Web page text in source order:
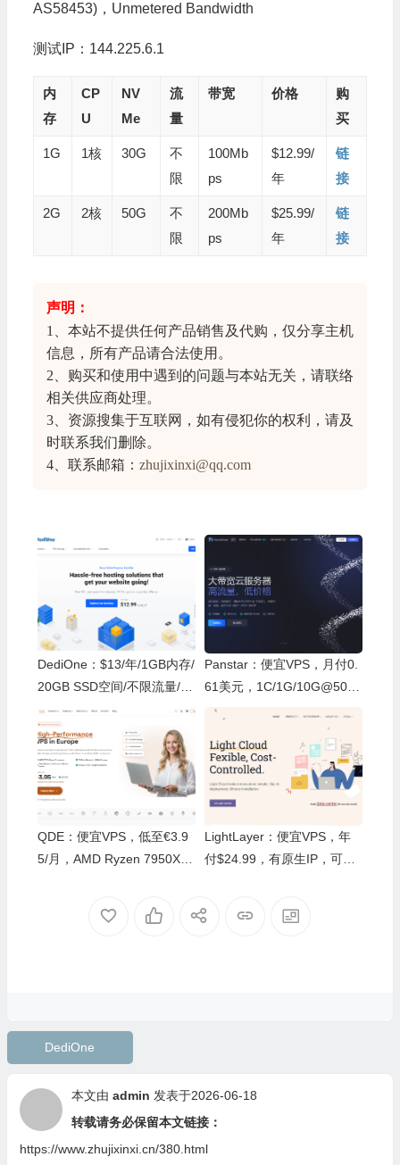
AS58453)，Unmetered Bandwidth
测试IP：144.225.6.1
内
存
CP
U
NV
Me
流
量
带宽 价格
购
买
1G 1核 30G
不
限
100Mb
ps
$12.99/
年
链
接
2G 2核 50G
不
限
200Mb
ps
$25.99/
年
链
接
声明：
1、本站不提供任何产品销售及代购，仅分享主机
信息 ，所有产品请合法使用。
2、购买和使用中遇到的问题与本站无关，请联络
相关供应商处理。
3、资源搜集于互联网，如有侵犯你的权利，请及
时联系我们删除。
4、联系邮箱： zhujixinxi@qq.com
DediOne：$13/年/1GB内存/
20GB SSD空间/不限流量/10
0Mbps-1Gbps端口/KVM/洛
杉矶/AS4134/4837/58453
Panstar：便宜VPS，月付0.
61美元，1C/1G/10G@500
M，512G流量，德国原生I
P，同时支持IPV6和IPV4
QDE：便宜VPS，低至€3.9
5/月，AMD Ryzen 7950X+1
LightLayer：便宜VPS，年
付$24.99，有原生IP，可选
DediOne
本文由 admin 发表于2026-06-18
转载请务必保留本文链接：
https://www.zhujixinxi.cn/380.html